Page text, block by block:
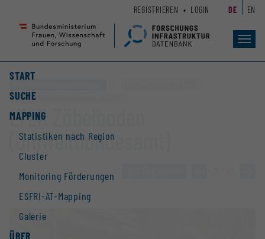
Seiteninhalt
Accesskey
Hauptnavigation
Accesskey
START
SUCHE
MAPPING
Statistiken nach Region
Cluster
Monitoring Förderungen
ESFRI-AT-Mapping
Galerie
ÜBER
REGISTRIEREN LOGIN DE EN
ESFRI-Forschungs­infrastrukturen „eLTER RI“
LTER Zöbelboden
(Umweltbundesamt)